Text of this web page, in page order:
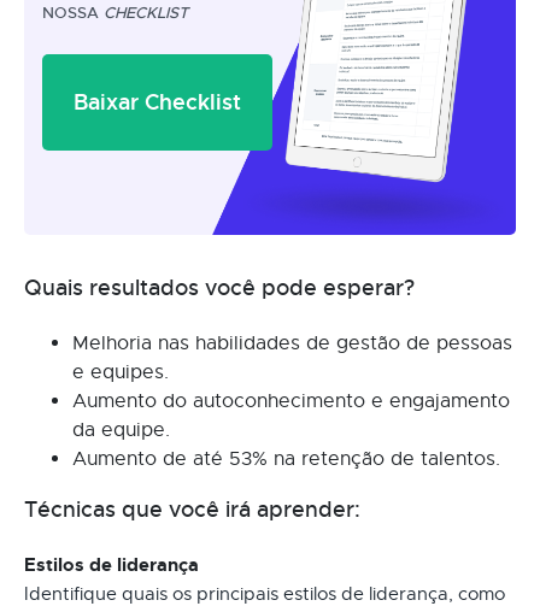
NOSSA CHECKLIST
Baixar Checklist
Quais resultados você pode esperar?
Melhoria nas habilidades de gestão de pessoas
e equipes.
Aumento do autoconhecimento e engajamento
da equipe.
Aumento de até 53% na retenção de talentos.
Técnicas que você irá aprender:
Estilos de liderança
Identifique quais os principais estilos de liderança, como